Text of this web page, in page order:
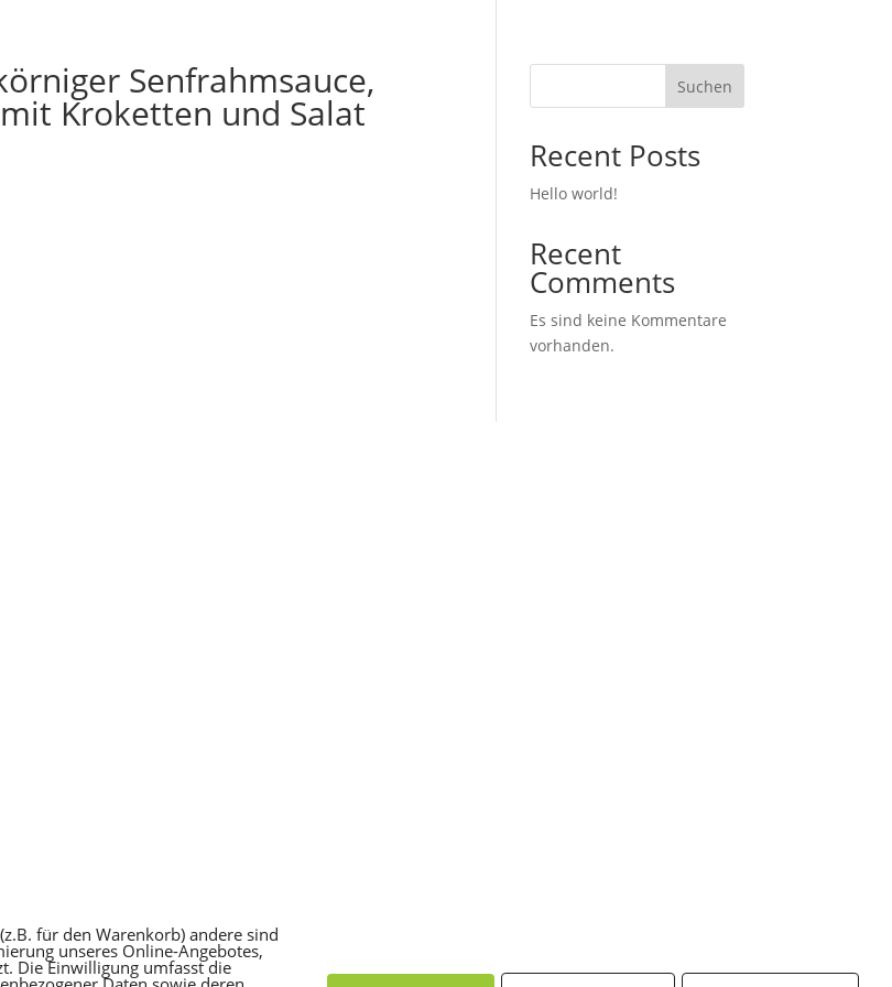
Senfrahmsauce,
Kroketten und Salat
Suchen
Recent Posts
Hello world!
Recent
Comments
Es sind keine Kommentare
vorhanden.
für den Warenkorb) andere sind
unseres Online-Angebotes,
Die Einwilligung umfasst die